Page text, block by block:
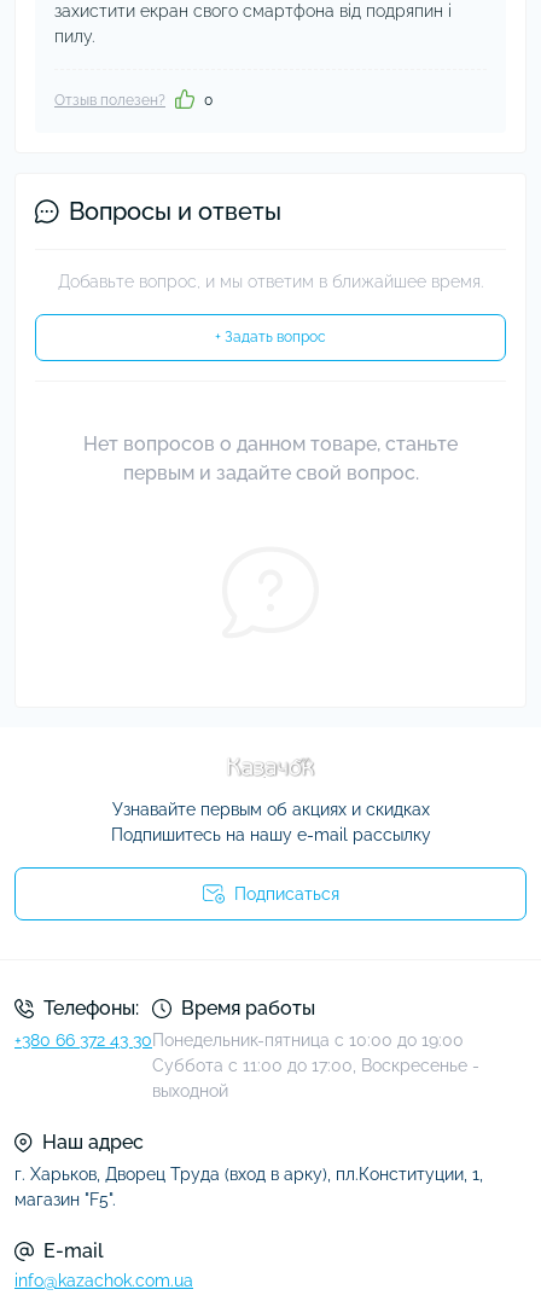
захистити екран свого смартфона від подряпин і
пилу.
Отзыв полезен? 0
Вопросы и ответы
Добавьте вопрос, и мы ответим в ближайшее время.
+ Задать вопрос
Нет вопросов о данном товаре, станьте
первым и задайте свой вопрос.
Узнавайте первым об акциях и скидках
Подпишитесь на нашу e-mail рассылку
Подписаться
Телефоны:
+380 66 372 43 30
Время работы
Понедельник-пятница с 10:00 до 19:00
Суббота с 11:00 до 17:00, Воскресенье -
выходной
Наш адрес
г. Харьков, Дворец Труда (вход в арку), пл.Конституции, 1,
магазин "F5".
E-mail
info@kazachok.com.ua